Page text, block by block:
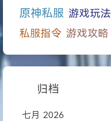
原神私服 游戏玩法
私服指令 游戏攻略
归档
七月 2026